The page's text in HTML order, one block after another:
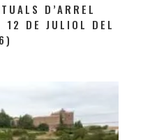
D’ARREL
DE JULIOL DEL